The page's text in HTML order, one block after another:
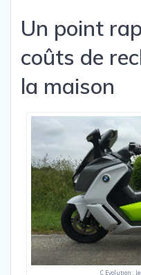
Un point
coûts de
la maison
C Evolution :